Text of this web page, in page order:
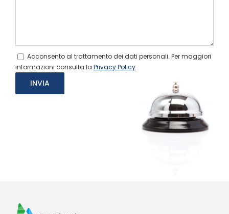
Acconsento al trattamento dei dati personali. Per maggiori
informazioni consulta la Privacy Policy